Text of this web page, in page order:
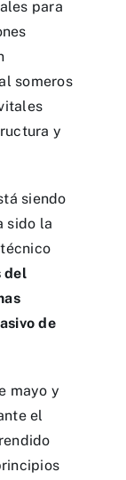
para
someros
y
siendo
sido la
del
de
mayo y
el